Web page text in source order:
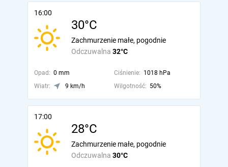
16:00
30°C
Odczuwalna 32°C
Zachmurzenie małe, pogodnie
Opad: 0 mm Ciśnienie: 1018 hPa
Wiatr:
9 km/h Wilgotność: 50%
17:00
28°C
Odczuwalna 30°C
Zachmurzenie małe, pogodnie